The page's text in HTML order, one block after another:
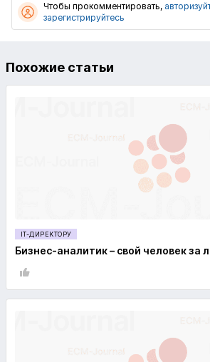
Чтобы прокомментировать,
зарегистрируйтесь
Похожие статьи
IT-ДИРЕКТОРУ
Бизнес-аналитик – свой человек за